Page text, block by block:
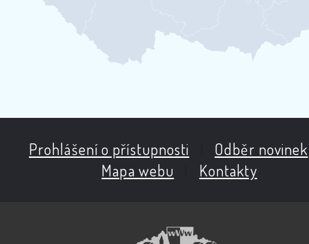
Prohlášení o přístupnosti Odběr novinek
Mapa webu
Kontakty